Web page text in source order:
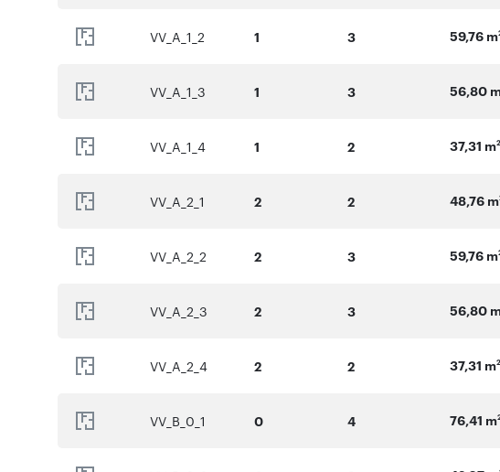
Jednoślady/Pomieszczenia rowerowe: 4 000 zł/m2
Numer oferty: VV_H_2_1
VV_A_1_2 1 3 59,76 m
VV_A_1_3 1 3 56,80
VV_A_1_4 1 2 37,31 m2
VV_A_2_1 2 2 48,76 m
VV_A_2_2 2 3 59,76 m
VV_A_2_3 2 3 56,80
VV_A_2_4 2 2 37,31 m2
VV_B_0_1 0 4 76,41 m